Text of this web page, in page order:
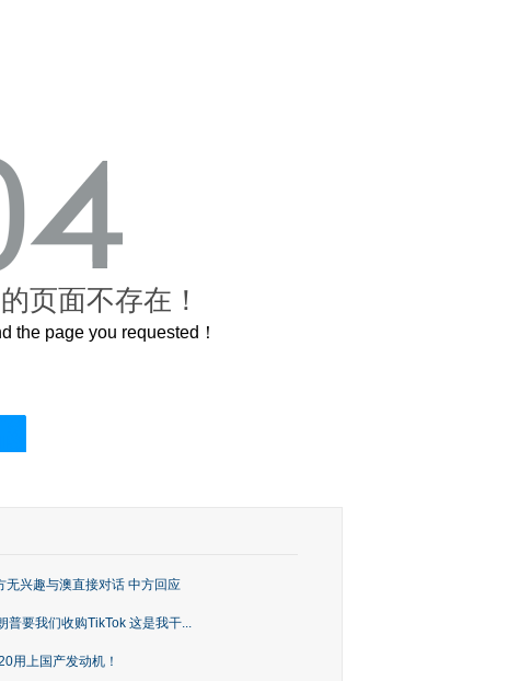
页面不存在！
the page you requested！
无兴趣与澳直接对话 中方回应
普要我们收购TikTok 这是我干...
用上国产发动机！